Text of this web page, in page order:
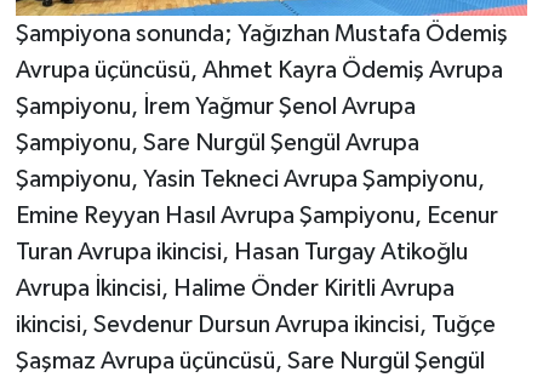
Şampiyona sonunda; Yağızhan Mustafa Ödemiş
Avrupa üçüncüsü, Ahmet Kayra Ödemiş Avrupa
Şampiyonu, İrem Yağmur Şenol Avrupa
Şampiyonu, Sare Nurgül Şengül Avrupa
Şampiyonu, Yasin Tekneci Avrupa Şampiyonu,
Emine Reyyan Hasıl Avrupa Şampiyonu, Ecenur
Turan Avrupa ikincisi, Hasan Turgay Atikoğlu
Avrupa İkincisi, Halime Önder Kiritli Avrupa
ikincisi, Sevdenur Dursun Avrupa ikincisi, Tuğçe
Şaşmaz Avrupa üçüncüsü, Sare Nurgül Şengül